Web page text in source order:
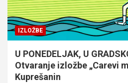
IZLOŽBE
U PONEDELJAK, U
Otvaranje izložbe „Carevi
Kuprešanin